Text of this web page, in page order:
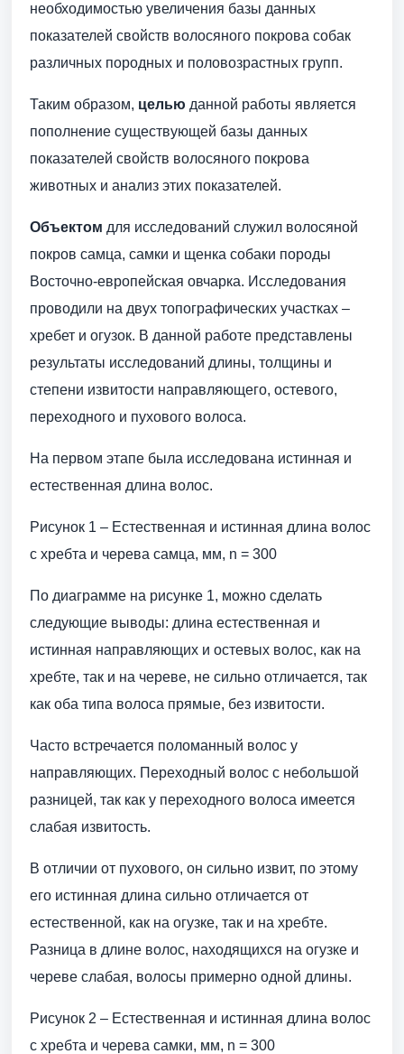
необходимостью увеличения базы данных
показателей свойств волосяного покрова собак
различных породных и половозрастных групп.
Таким образом, целью данной работы является
пополнение существующей базы данных
показателей свойств волосяного покрова
животных и анализ этих показателей.
Объектом для исследований служил волосяной
покров самца, самки и щенка собаки породы
Восточно-европейская овчарка. Исследования
проводили на двух топографических участках –
хребет и огузок. В данной работе представлены
результаты исследований длины, толщины и
степени извитости направляющего, остевого,
переходного и пухового волоса.
На первом этапе была исследована истинная и
естественная длина волос.
Рисунок 1 – Естественная и истинная длина волос
с хребта и черева самца, мм, n = 300
По диаграмме на рисунке 1, можно сделать
следующие выводы: длина естественная и
истинная направляющих и остевых волос, как на
хребте, так и на череве, не сильно отличается, так
как оба типа волоса прямые, без извитости.
Часто встречается поломанный волос у
направляющих. Переходный волос с небольшой
разницей, так как у переходного волоса имеется
слабая извитость.
В отличии от пухового, он сильно извит, по этому
его истинная длина сильно отличается от
естественной, как на огузке, так и на хребте.
Разница в длине волос, находящихся на огузке и
череве слабая, волосы примерно одной длины.
Рисунок 2 – Естественная и истинная длина волос
с хребта и черева самки, мм, n = 300